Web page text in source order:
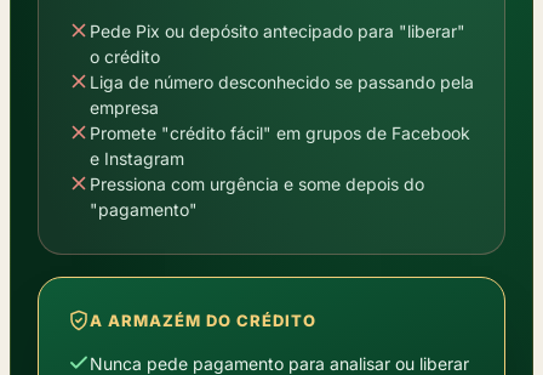
Pede Pix ou depósito antecipado para "liberar"
o crédito
Liga de número desconhecido se passando pela
empresa
Promete "crédito fácil" em grupos de Facebook
e Instagram
Pressiona com urgência e some depois do
"pagamento"
A ARMAZÉM DO CRÉDITO
Nunca pede pagamento para analisar ou liberar